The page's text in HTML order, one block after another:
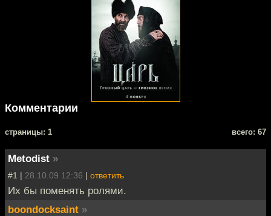
Комментарии
cтраницы: 1 всего: 67
Metodist »
#1 | 28.10.09 12:36 | ответить
Их бы поменять ролями.
boondocksaint »